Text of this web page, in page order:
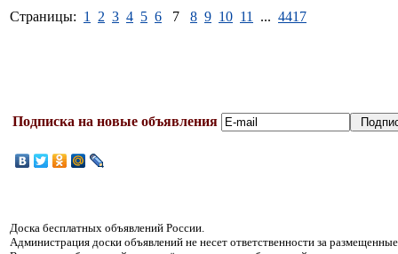
Страницы: 1 2 3 4 5 6 7 8 9 10 11 ... 4417
Подписка на новые объявления
Доска бесплатных объявлений России.
Администрация доски объявлений не несет ответственности за